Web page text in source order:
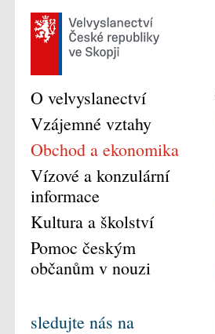
O velvyslanectví
Vzájemné vztahy
Obchod a ekonomika
Vízové a konzulární
informace
Kultura a školství
Pomoc českým
občanům v nouzi
sledujte nás na